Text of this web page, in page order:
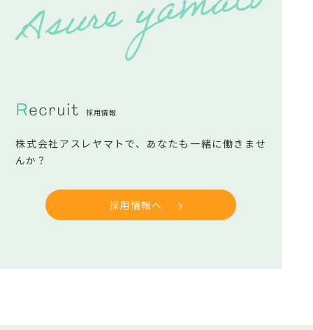
Recruit 採用情報
株式会社アスレヤマトで、あなたも一緒に働きませ
んか？
採用情報へ